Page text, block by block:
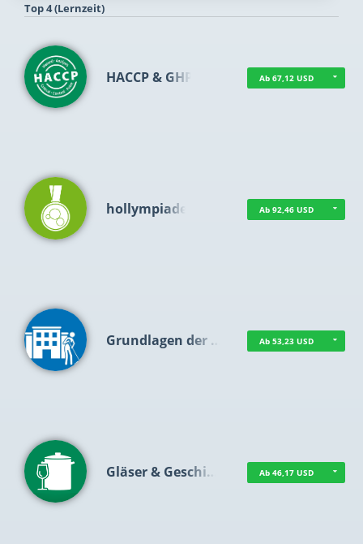
Top 4 (Lernzeit)
HACCP & GHP Ab 67,12 USD
hollympiade Ab 92,46 USD
Grundlagen der … Ab 53,23 USD
Gläser & Geschi… Ab 46,17 USD